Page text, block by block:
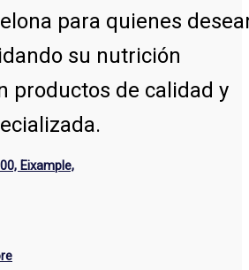
para quienes
su nutrición
productos de calidad y
Eixample,